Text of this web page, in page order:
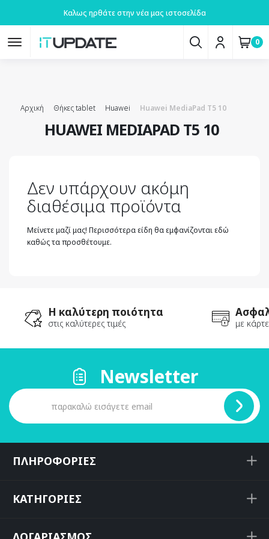
Καλως ηρθάτε στην νέα μας ιστοσελίδα
0
Αρχική Θήκες tablet Huawei Huawei MediaPad T5 10
HUAWEI MEDIAPAD T5 10
Δεν υπάρχουν ακόμη
διαθέσιμα προϊόντα
Μείνετε μαζί μας! Περισσότερα είδη θα εμφανίζονται εδώ
καθώς τα προσθέτουμε.
Η καλύτερη ποιότητα
στις καλύτερες τιμές με
Newsletter
ΠΛΗΡΟΦΟΡΙΕΣ
ΚΑΤΗΓΟΡΙΕΣ